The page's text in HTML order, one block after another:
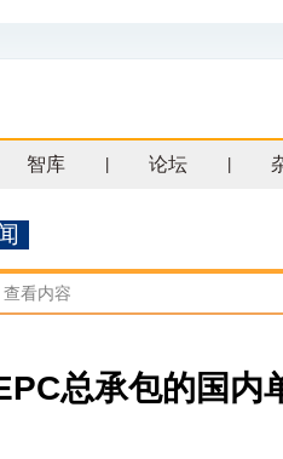
智库 论坛
查看内容
总承包的国内